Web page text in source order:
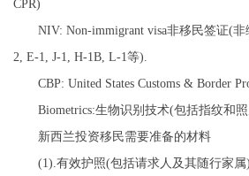
CPR)
NIV: Non-immigrant visa非移民签证(非
2, E-1, J-1, H-1B, L-1等).
CBP: United States Customs & Border
Biometrics:生物识别技术(包括指纹和照
新西兰投资移民需要准备的材料
(1).有效护照(包括请求人及其随行家属)